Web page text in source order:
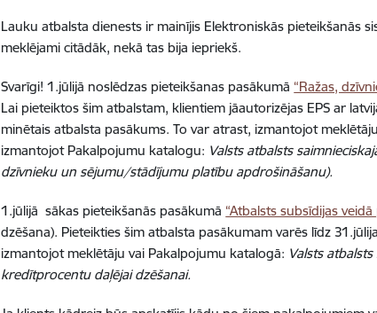
Lauku atbalsta dienests ir mainījis Elektroniskās pieteikšanās
meklējami citādāk, nekā tas bija iepriekš.
Svarīgi! 1.jūlijā noslēdzas pieteikšanas pasākumā “Ražas,
Lai pieteiktos šim atbalstam, klientiem jāautorizējas EPS ar
minētais atbalsta pasākums. To var atrast, izmantojot
izmantojot Pakalpojumu katalogu: Valsts atbalsts
dzīvnieku un sējumu/stādījumu platību apdrošināšanu).
1.jūlijā sākas pieteikšanās pasākumā “Atbalsts subsīdijas
dzēšana). Pieteikties šim atbalsta pasākumam varēs līdz
izmantojot meklētāju vai Pakalpojumu katalogā: Valsts
kredītprocentu daļējai dzēšanai.